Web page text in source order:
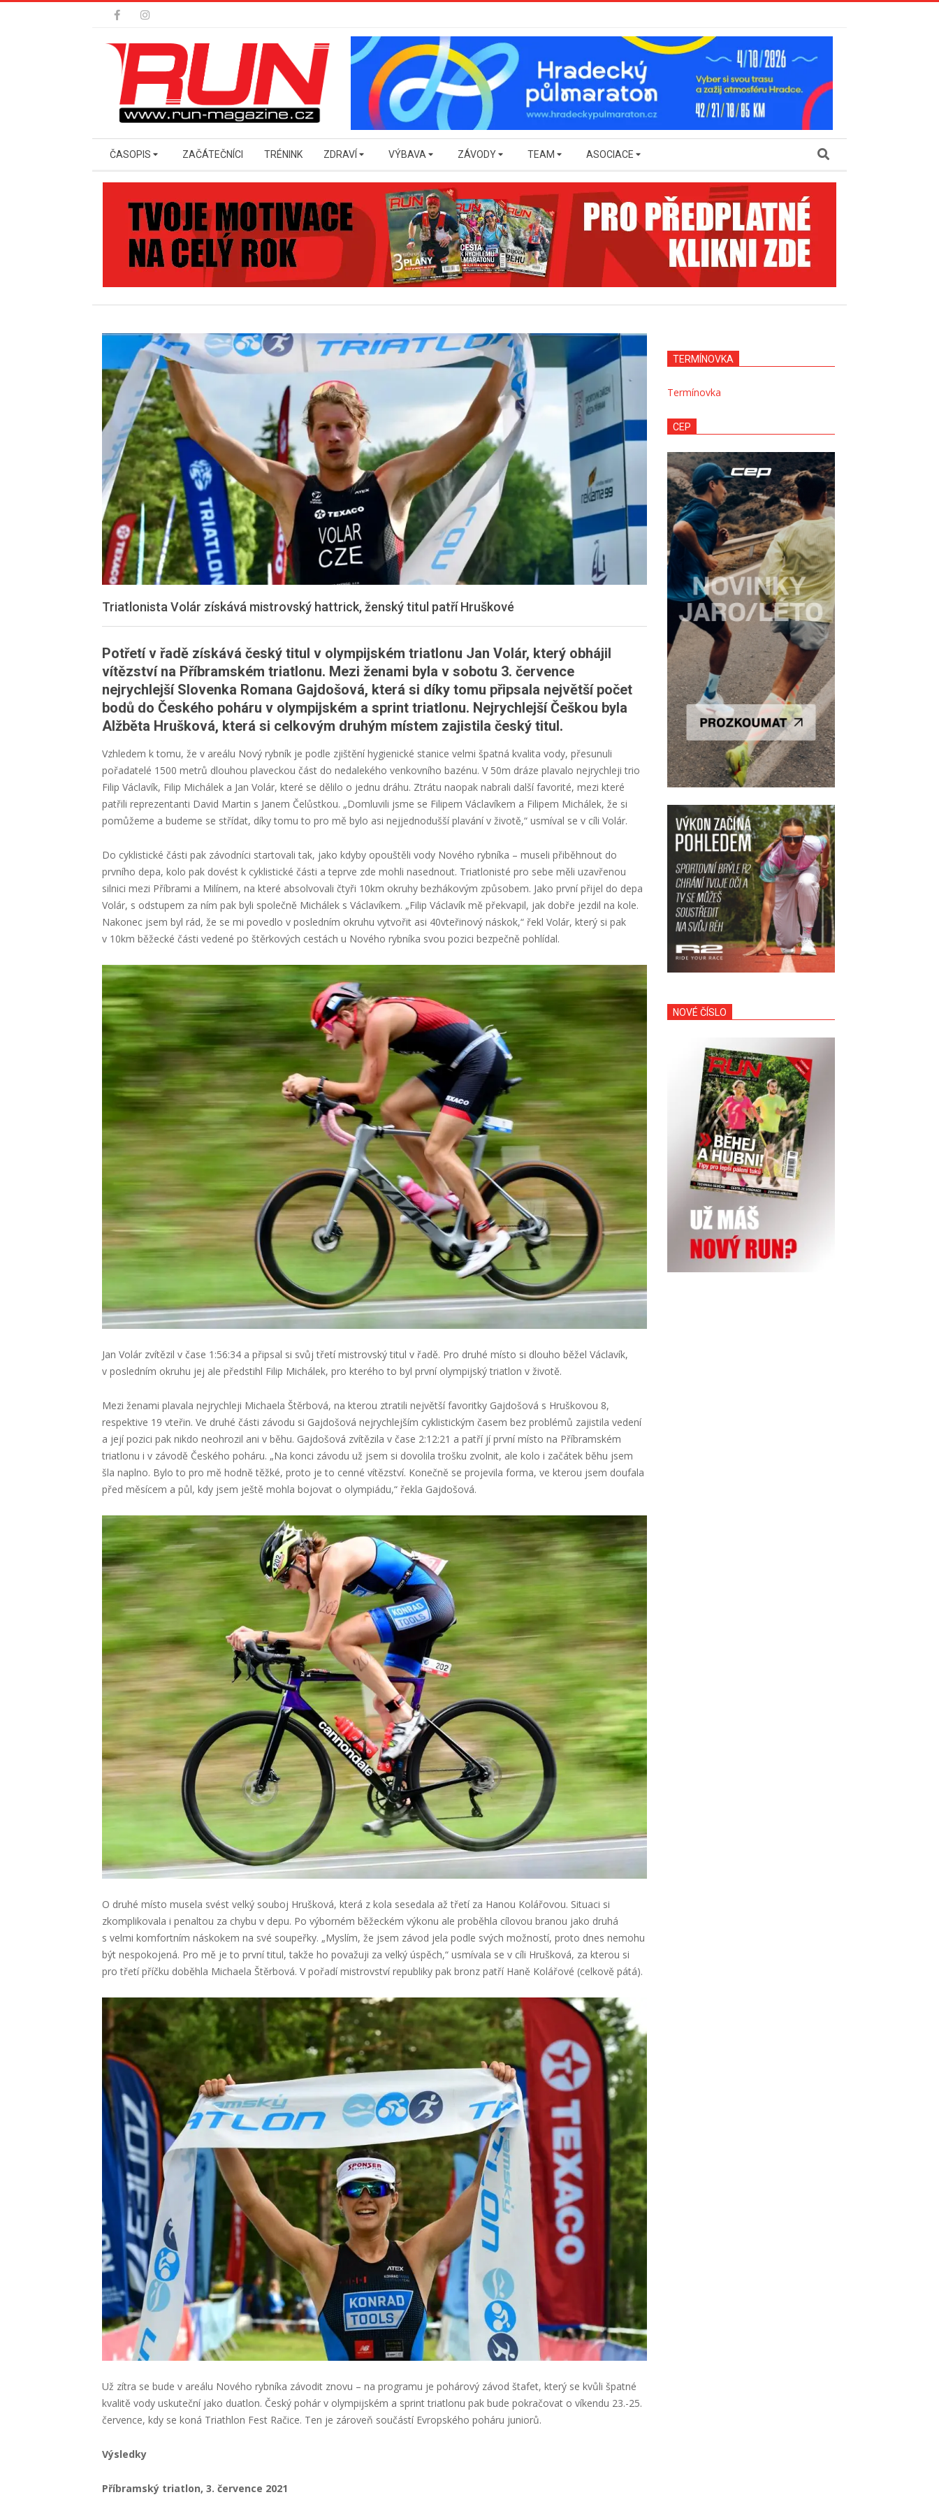
Secondary
Menu
ČASOPIS ZAČÁTEČNÍCI TRÉNINK ZDRAVÍ VÝBAVA ZÁVODY TEAM ASOCIACE Search
Triatlonista Volár získává mistrovský hattrick, ženský titul patří Hruškové
Potřetí v řadě získává český titul v olympijském triatlonu Jan Volár, který obhájil
vítězství na Příbramském triatlonu. Mezi ženami byla v sobotu 3. července
nejrychlejší Slovenka Romana Gajdošová, která si díky tomu připsala největší počet
bodů do Českého poháru v olympijském a sprint triatlonu. Nejrychlejší Češkou byla
Alžběta Hrušková, která si celkovým druhým místem zajistila český titul.
Vzhledem k tomu, že v areálu Nový rybník je podle zjištění hygienické stanice velmi špatná kvalita vody, přesunuli
pořadatelé 1500 metrů dlouhou plaveckou část do nedalekého venkovního bazénu. V 50m dráze plavalo nejrychleji trio
Filip Václavík, Filip Michálek a Jan Volár, které se dělilo o jednu dráhu. Ztrátu naopak nabrali další favorité, mezi které
patřili reprezentanti David Martin s Janem Čelůstkou. „Domluvili jsme se Filipem Václavíkem a Filipem Michálek, že si
pomůžeme a budeme se střídat, díky tomu to pro mě bylo asi nejjednodušší plavání v životě,“ usmíval se v cíli Volár.
Do cyklistické části pak závodníci startovali tak, jako kdyby opouštěli vody Nového rybníka – museli přiběhnout do
prvního depa, kolo pak dovést k cyklistické části a teprve zde mohli nasednout. Triatlonisté pro sebe měli uzavřenou
silnici mezi Příbrami a Milínem, na které absolvovali čtyři 10km okruhy bezhákovým způsobem. Jako první přijel do depa
Volár, s odstupem za ním pak byli společně Michálek s Václavíkem. „Filip Václavík mě překvapil, jak dobře jezdil na kole.
Nakonec jsem byl rád, že se mi povedlo v posledním okruhu vytvořit asi 40vteřinový náskok,“ řekl Volár, který si pak
v 10km běžecké části vedené po štěrkových cestách u Nového rybníka svou pozici bezpečně pohlídal.
Jan Volár zvítězil v čase 1:56:34 a připsal si svůj třetí mistrovský titul v řadě. Pro druhé místo si dlouho běžel Václavík,
v posledním okruhu jej ale předstihl Filip Michálek, pro kterého to byl první olympijský triatlon v životě.
Mezi ženami plavala nejrychleji Michaela Štěrbová, na kterou ztratili největší favoritky Gajdošová s Hruškovou 8,
respektive 19 vteřin. Ve druhé části závodu si Gajdošová nejrychlejším cyklistickým časem bez problémů zajistila vedení
a její pozici pak nikdo neohrozil ani v běhu. Gajdošová zvítězila v čase 2:12:21 a patří jí první místo na Příbramském
triatlonu i v závodě Českého poháru. „Na konci závodu už jsem si dovolila trošku zvolnit, ale kolo i začátek běhu jsem
šla naplno. Bylo to pro mě hodně těžké, proto je to cenné vítězství. Konečně se projevila forma, ve kterou jsem doufala
před měsícem a půl, kdy jsem ještě mohla bojovat o olympiádu,“ řekla Gajdošová.
O druhé místo musela svést velký souboj Hrušková, která z kola sesedala až třetí za Hanou Kolářovou. Situaci si
zkomplikovala i penaltou za chybu v depu. Po výborném běžeckém výkonu ale proběhla cílovou branou jako druhá
s velmi komfortním náskokem na své soupeřky. „Myslím, že jsem závod jela podle svých možností, proto dnes nemohu
být nespokojená. Pro mě je to první titul, takže ho považuji za velký úspěch,“ usmívala se v cíli Hrušková, za kterou si
pro třetí příčku doběhla Michaela Štěrbová. V pořadí mistrovství republiky pak bronz patří Haně Kolářové (celkově pátá).
Už zítra se bude v areálu Nového rybníka závodit znovu – na programu je pohárový závod štafet, který se kvůli špatné
kvalitě vody uskuteční jako duatlon. Český pohár v olympijském a sprint triatlonu pak bude pokračovat o víkendu 23.-25.
července, kdy se koná Triathlon Fest Račice. Ten je zároveň součástí Evropského poháru juniorů.
Výsledky
Příbramský triatlon, 3. července 2021
TERMÍNOVKA
Termínovka
CEP
NOVÉ ČÍSLO